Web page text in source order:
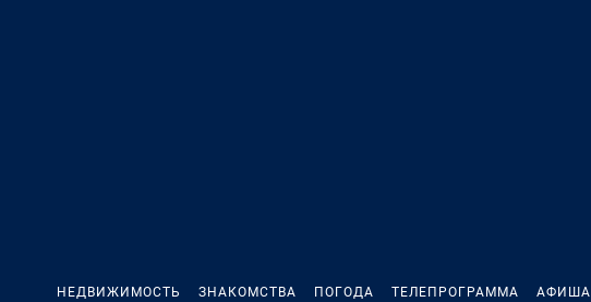
НЕДВИЖИМОСТЬ ЗНАКОМСТВА ПОГОДА ТЕЛЕПРОГРАММА АФИША